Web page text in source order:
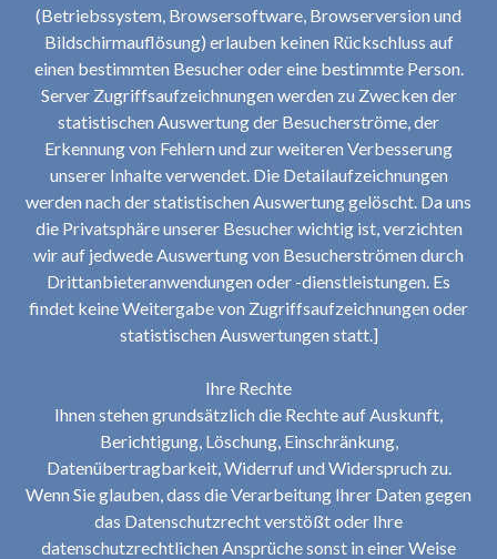
(Betriebssystem, Browsersoftware, Browserversion und
Bildschirmauflösung) erlauben keinen Rückschluss auf
einen bestimmten Besucher oder eine bestimmte Person.
Server Zugriffsaufzeichnungen werden zu Zwecken der
statistischen Auswertung der Besucherströme, der
Erkennung von Fehlern und zur weiteren Verbesserung
unserer Inhalte verwendet. Die Detailaufzeichnungen
werden nach der statistischen Auswertung gelöscht. Da uns
die Privatsphäre unserer Besucher wichtig ist, verzichten
wir auf jedwede Auswertung von Besucherströmen durch
Drittanbieteranwendungen oder -dienstleistungen. Es
findet keine Weitergabe von Zugriffsaufzeichnungen oder
statistischen Auswertungen statt.]
Ihre Rechte
Ihnen stehen grundsätzlich die Rechte auf Auskunft,
Berichtigung, Löschung, Einschränkung,
Datenübertragbarkeit, Widerruf und Widerspruch zu.
Wenn Sie glauben, dass die Verarbeitung Ihrer Daten gegen
das Datenschutzrecht verstößt oder Ihre
datenschutzrechtlichen Ansprüche sonst in einer Weise